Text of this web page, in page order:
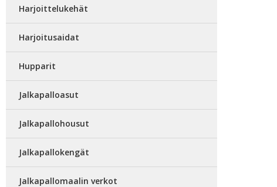
Harjoittelukehät
Harjoitusaidat
Hupparit
Jalkapalloasut
Jalkapallohousut
Jalkapallokengät
Jalkapallomaalin verkot